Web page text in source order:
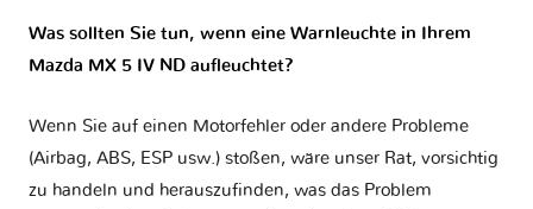
Was sollten Sie tun, wenn eine Warnleuchte in Ihrem
Mazda MX 5 IV ND aufleuchtet?
Wenn Sie auf einen Motorfehler oder andere Probleme
(Airbag, ABS, ESP usw.) stoßen, wäre unser Rat, vorsichtig
zu handeln und herauszufinden, was das Problem